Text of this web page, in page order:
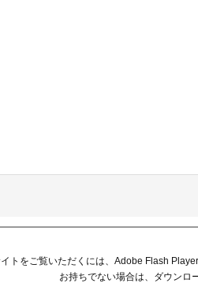
トをご覧いただくには、Adobe Flash
お持ちでない場合は、ダウンロ